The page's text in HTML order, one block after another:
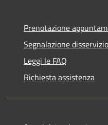
Prenotazione
Segnalazione disservizio
Leggi le FAQ
Richiesta assistenza